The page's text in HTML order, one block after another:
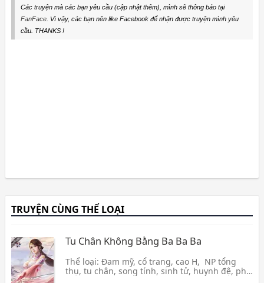
Các truyện mà các bạn yêu cầu (cập nhật thêm), mình sẽ thông báo tại
FanFace. Vì vậy, các bạn nên like Facebook để nhận được truyện mình yêu
cầu. THANKS !
TRUYỆN CÙNG THỂ LOẠI
Tu Chân Không Bằng Ba Ba Ba
Thể loại: Đam mỹ, cổ trang, cao H, NP tổng
thụ, tu chân, song tính, sinh tử, huynh đệ, phụ